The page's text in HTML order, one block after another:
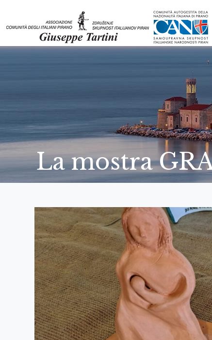
La mostra